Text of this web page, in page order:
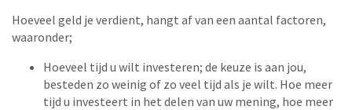
Hoeveel geld je verdient, hangt af van een aantal factoren,
waaronder;
Hoeveel tijd u wilt investeren; de keuze is aan jou,
besteden zo weinig of zo veel tijd als je wilt. Hoe meer
tijd u investeert in het delen van uw mening, hoe meer